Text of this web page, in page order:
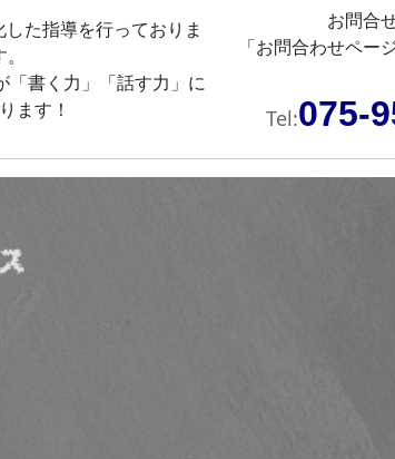
た指導を行っておりま
「書く力」「話す力」に
ます！
お問合
「お問合わせペー
Tel:075-